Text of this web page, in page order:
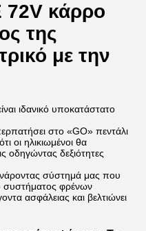
72V κάρρο
της
με την
ιδανικό υποκατάστατο
στο «GO» πεντάλι
οι ηλικιωμένοι θα
οδηγώντας δεξιότητες
σύστημά μας που
συστήματος φρένων
ασφάλειας και βελτιώνει